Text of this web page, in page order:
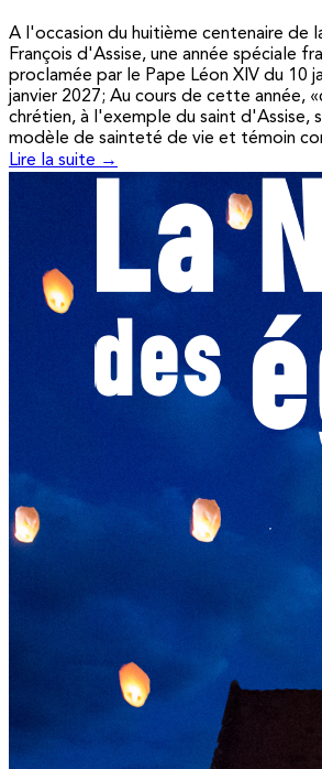
A l'occasion du huitième centenaire de
François d'Assise, une année spéciale
proclamée par le Pape Léon XIV du 10
janvier 2027; Au cours de cette année,
chrétien, à l'exemple du saint d'Assise,
modèle de sainteté de vie et témoin
Lire la suite →